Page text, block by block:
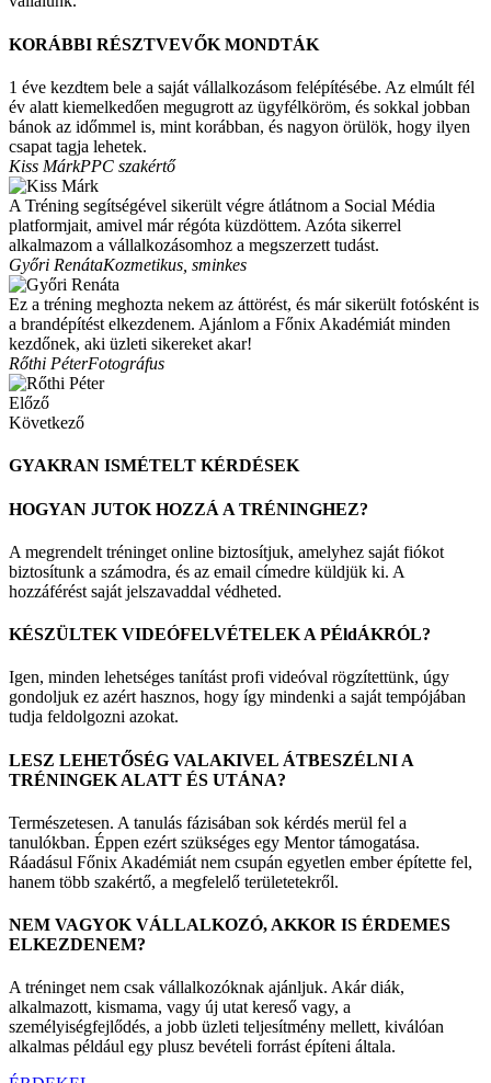
KORÁBBI RÉSZTVEVŐK MONDTÁK
1 éve kezdtem bele a saját vállalkozásom felépítésébe. Az elmúlt fél
év alatt kiemelkedően megugrott az ügyfélköröm, és sokkal jobban
bánok az időmmel is, mint korábban, és nagyon örülök, hogy ilyen
csapat tagja lehetek.
Kiss MárkPPC szakértő
A Tréning segítségével sikerült végre átlátnom a Social Média
platformjait, amivel már régóta küzdöttem. Azóta sikerrel
alkalmazom a vállalkozásomhoz a megszerzett tudást.
Győri RenátaKozmetikus, sminkes
Ez a tréning meghozta nekem az áttörést, és már sikerült fotósként is
a brandépítést elkezdenem. Ajánlom a Főnix Akadémiát minden
kezdőnek, aki üzleti sikereket akar!
Rőthi PéterFotográfus
Előző
Következő
GYAKRAN ISMÉTELT KÉRDÉSEK
HOGYAN JUTOK HOZZÁ A TRÉNINGHEZ?
A megrendelt tréninget online biztosítjuk, amelyhez saját fiókot
biztosítunk a számodra, és az email címedre küldjük ki. A
hozzáférést saját jelszavaddal védheted.
KÉSZÜLTEK VIDEÓFELVÉTELEK A PÉldÁKRÓL?
Igen, minden lehetséges tanítást profi videóval rögzítettünk, úgy
gondoljuk ez azért hasznos, hogy így mindenki a saját tempójában
tudja feldolgozni azokat.
LESZ LEHETŐSÉG VALAKIVEL ÁTBESZÉLNI A
TRÉNINGEK ALATT ÉS UTÁNA?
Természetesen. A tanulás fázisában sok kérdés merül fel a
tanulókban. Éppen ezért szükséges egy Mentor támogatása.
Ráadásul Főnix Akadémiát nem csupán egyetlen ember építette fel,
hanem több szakértő, a megfelelő területetekről.
NEM VAGYOK VÁLLALKOZÓ, AKKOR IS ÉRDEMES
ELKEZDENEM?
A tréninget nem csak vállalkozóknak ajánljuk. Akár diák,
alkalmazott, kismama, vagy új utat kereső vagy, a
személyiségfejlődés, a jobb üzleti teljesítmény mellett, kiválóan
alkalmas például egy plusz bevételi forrást építeni általa.